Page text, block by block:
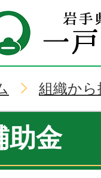
組織か
助金